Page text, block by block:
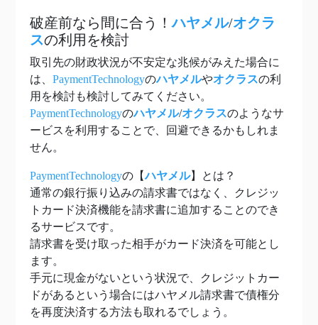
破産前なら間に合う！ハヤメル/オクラ
スの利用を検討
取引先の財政状況が不安定な兆候がみえた場合に
は、 PaymentTechnologyのハヤメルやオクラスの利
用を検討も検討してみてください。
PaymentTechnologyのハヤメル/オクラスのようなサ
ービスを利用することで、回避できるかもしれま
せん。
PaymentTechnologyの【ハヤメル】とは？
通常の銀行振り込みの請求書ではなく、クレジッ
トカード決済機能を請求書に追加することのでき
るサービスです。
請求書を受け取った相手がカード決済を可能とし
ます。
手元に現金がないという状況で、クレジットカー
ドがあるという場合にはハヤメル請求書で債権分
を再度決済する方法も取れるでしょう。